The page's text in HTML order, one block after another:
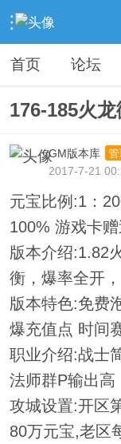
› 教程广告专区 ›
首页 论坛
176-185火
GM版本库
2017-7-21
元宝比例:1：
100% 游戏卡
版本介绍:1.82
衡，爆率全开
版本特色:免费
爆充值点 时间
职业介绍:战士
法师群P输出高
攻城设置:开区
80万元宝,老区